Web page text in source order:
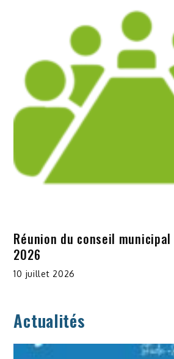
Réunion du conseil
2026
10 juillet 2026
Actualités